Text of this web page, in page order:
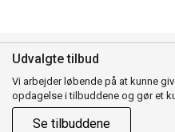
Udvalgte tilbud
Vi arbejder løbende på at kunne
opdagelse i tilbuddene og gør et
Se tilbuddene